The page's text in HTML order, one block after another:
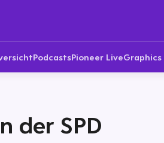
PodcastsPioneer LiveGraphics
der SPD